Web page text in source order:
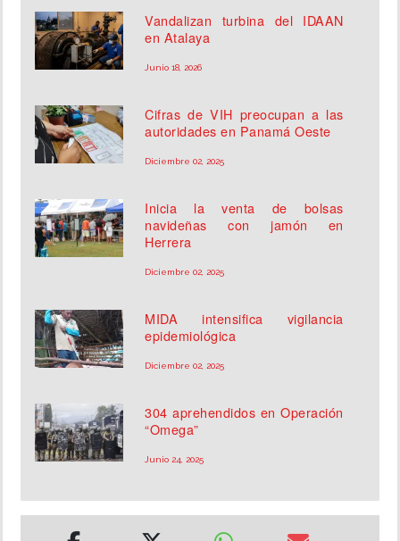
Vandalizan turbina del IDAAN
en Atalaya
Junio 18, 2026
Cifras de VIH preocupan a las
autoridades en Panamá Oeste
Diciembre 02, 2025
Inicia la venta de bolsas
navideñas con jamón en
Herrera
Diciembre 02, 2025
MIDA intensifica vigilancia
epidemiológica
Diciembre 02, 2025
304 aprehendidos en Operación
“Omega”
Junio 24, 2025